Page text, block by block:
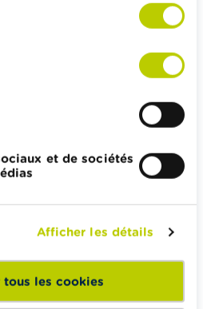
et de sociétés
Afficher les détails
tous les cookies
dans vos décisions financières. Il
une information